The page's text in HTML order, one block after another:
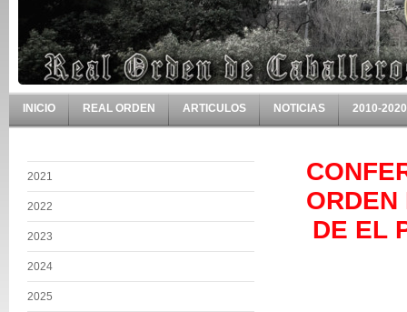
INICIO REAL ORDEN ARTICULOS NOTICIAS 2010-2020
2021
2022
2023
2024
2025
DE EL